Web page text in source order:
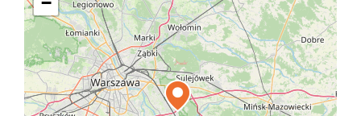
nazwę „Zbójna Góra”. Według podania swą nazwę
zawdzięcza karczmarzowi-zbrodniarzowi
napadającemu na bogatych podróżnych. Jego
karczma stała w pobliskim Aleksandrowie, w jej
miejscu znajduje się obecnie kapliczka, która ma
stanowić pamiątkę po ofiarach zbrodni.